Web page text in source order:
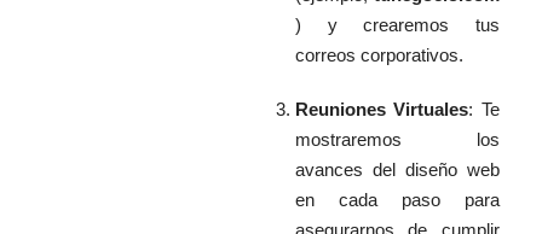
) y crearemos tus
correos corporativos.
Reuniones Virtuales: Te
mostraremos los
avances del diseño web
en cada paso para
asegurarnos de cumplir